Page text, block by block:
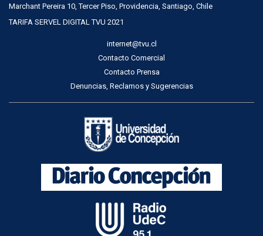
Marchant Pereira 10, Tercer Piso, Providencia, Santiago, Chile
TARIFA SERVEL DIGITAL TVU 2021
internet@tvu.cl
Contacto Comercial
Contacto Prensa
Denuncias, Reclamos y Sugerencias